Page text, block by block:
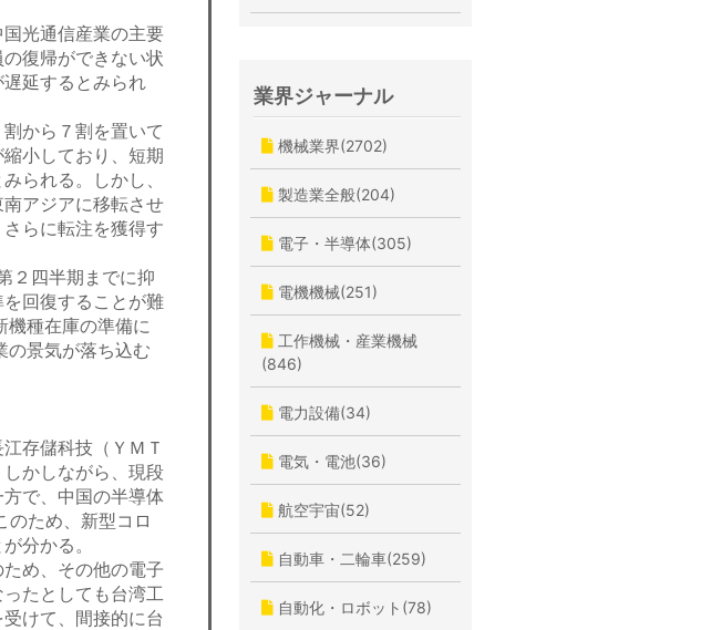
光通信産業の主要
復帰ができない状
延するとみられ
から７割を置いて
小しており、短期
られる。しかし、
アジアに移転させ
らに転注を獲得す
２四半期までに抑
回復することが難
機種在庫の準備に
の景気が落ち込む
存儲科技（ＹＭＴ
かしながら、現段
で、中国の半導体
のため、新型コロ
分かる。
め、その他の電子
たとしても台湾工
けて、間接的に台
業界ジャーナル
機械業界(2702)
製造業全般(204)
電子・半導体(305)
電機機械(251)
工作機械・産業機械
(846)
電力設備(34)
電気・電池(36)
航空宇宙(52)
自動車・二輪車(259)
自動化・ロボット(78)